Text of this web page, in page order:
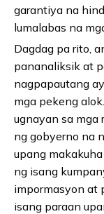
garantiya na
lumalabas na
Dagdag pa rito,
pananaliksik at
nagpapautang
mga pekeng
ugnayan sa mga
ng gobyerno na
upang
ng isang
impormasyon at
isang paraan